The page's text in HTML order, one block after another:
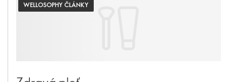
WELLOSOPHY ČLÁNKY